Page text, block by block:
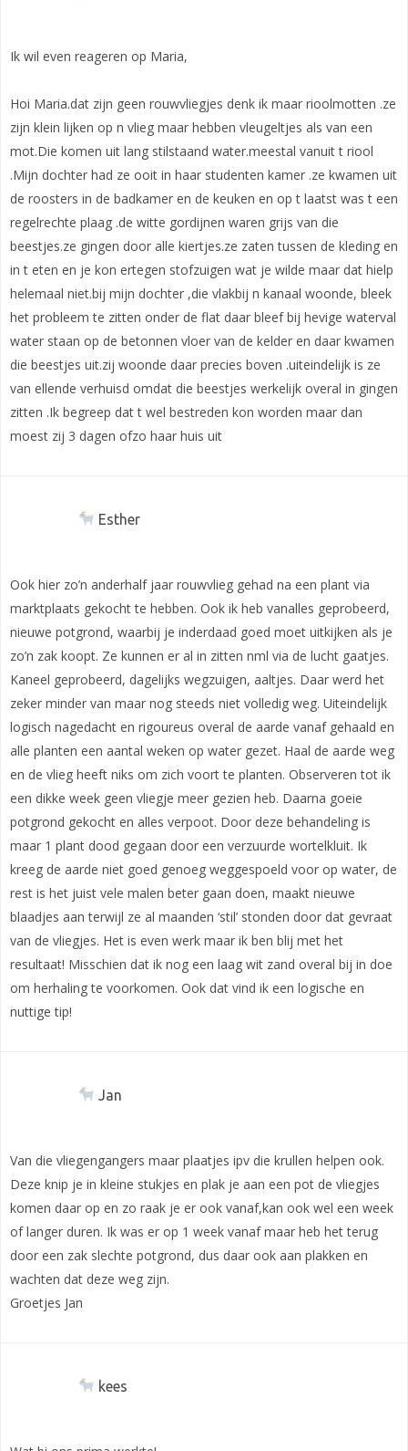
Ik wil even reageren op Maria,
Hoi Maria.dat zijn geen rouwvliegjes denk ik maar rioolmotten .ze
zijn klein lijken op n vlieg maar hebben vleugeltjes als van een
mot.Die komen uit lang stilstaand water.meestal vanuit t riool
.Mijn dochter had ze ooit in haar studenten kamer .ze kwamen uit
de roosters in de badkamer en de keuken en op t laatst was t een
regelrechte plaag .de witte gordijnen waren grijs van die
beestjes.ze gingen door alle kiertjes.ze zaten tussen de kleding en
in t eten en je kon ertegen stofzuigen wat je wilde maar dat hielp
helemaal niet.bij mijn dochter ,die vlakbij n kanaal woonde, bleek
het probleem te zitten onder de flat daar bleef bij hevige waterval
water staan op de betonnen vloer van de kelder en daar kwamen
die beestjes uit.zij woonde daar precies boven .uiteindelijk is ze
van ellende verhuisd omdat die beestjes werkelijk overal in gingen
zitten .Ik begreep dat t wel bestreden kon worden maar dan
moest zij 3 dagen ofzo haar huis uit
Esther
Ook hier zo’n anderhalf jaar rouwvlieg gehad na een plant via
marktplaats gekocht te hebben. Ook ik heb vanalles geprobeerd,
nieuwe potgrond, waarbij je inderdaad goed moet uitkijken als je
zo’n zak koopt. Ze kunnen er al in zitten nml via de lucht gaatjes.
Kaneel geprobeerd, dagelijks wegzuigen, aaltjes. Daar werd het
zeker minder van maar nog steeds niet volledig weg. Uiteindelijk
logisch nagedacht en rigoureus overal de aarde vanaf gehaald en
alle planten een aantal weken op water gezet. Haal de aarde weg
en de vlieg heeft niks om zich voort te planten. Observeren tot ik
een dikke week geen vliegje meer gezien heb. Daarna goeie
potgrond gekocht en alles verpoot. Door deze behandeling is
maar 1 plant dood gegaan door een verzuurde wortelkluit. Ik
kreeg de aarde niet goed genoeg weggespoeld voor op water, de
rest is het juist vele malen beter gaan doen, maakt nieuwe
blaadjes aan terwijl ze al maanden ‘stil’ stonden door dat gevraat
van de vliegjes. Het is even werk maar ik ben blij met het
resultaat! Misschien dat ik nog een laag wit zand overal bij in doe
om herhaling te voorkomen. Ook dat vind ik een logische en
nuttige tip!
Jan
Van die vliegengangers maar plaatjes ipv die krullen helpen ook.
Deze knip je in kleine stukjes en plak je aan een pot de vliegjes
komen daar op en zo raak je er ook vanaf,kan ook wel een week
of langer duren. Ik was er op 1 week vanaf maar heb het terug
door een zak slechte potgrond, dus daar ook aan plakken en
wachten dat deze weg zijn.
Groetjes Jan
kees